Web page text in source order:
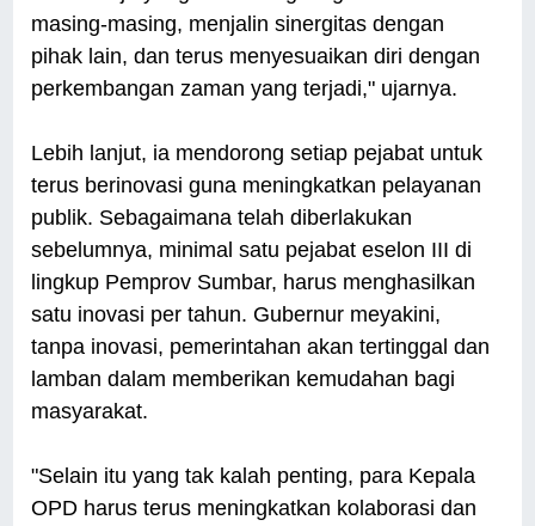
masing-masing, menjalin sinergitas dengan
pihak lain, dan terus menyesuaikan diri dengan
perkembangan zaman yang terjadi," ujarnya.
Lebih lanjut, ia mendorong setiap pejabat untuk
terus berinovasi guna meningkatkan pelayanan
publik. Sebagaimana telah diberlakukan
sebelumnya, minimal satu pejabat eselon III di
lingkup Pemprov Sumbar, harus menghasilkan
satu inovasi per tahun. Gubernur meyakini,
tanpa inovasi, pemerintahan akan tertinggal dan
lamban dalam memberikan kemudahan bagi
masyarakat.
"Selain itu yang tak kalah penting, para Kepala
OPD harus terus meningkatkan kolaborasi dan